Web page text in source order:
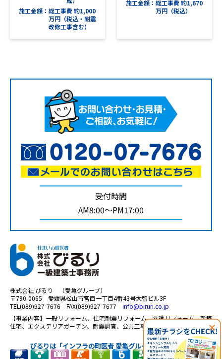
施工金額
総工事費 約1,000
万円（税込・耐震
改修工事含む）
施工金額
総工事費 約1,670
万円（税込）
受付時間
AM8:00～PM17:00
株式会社 びるり （愛亀グループ）
〒790-0065 愛媛県松山市宮西一丁目4番43号大智ビル3F
TEL(089)927-7676 FAX(089)927-7677 info@biruri.co.jp
【事業内容】一般リフォーム、住宅耐震リフォーム、介護リフォーム、新築
住宅、エクステリアガーデン、耐震調査、公共工事、太陽光 等
びるりは「インフラの町医者 愛亀グループ」の一員です